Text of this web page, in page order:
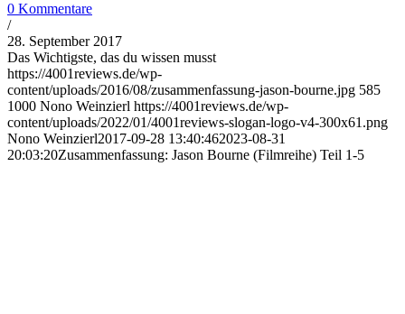
0 Kommentare
/
28. September 2017
Das Wichtigste, das du wissen musst
https://4001reviews.de/wp-
content/uploads/2016/08/zusammenfassung-jason-bourne.jpg 585
1000 Nono Weinzierl https://4001reviews.de/wp-
content/uploads/2022/01/4001reviews-slogan-logo-v4-300x61.png
Nono Weinzierl2017-09-28 13:40:462023-08-31
20:03:20Zusammenfassung: Jason Bourne (Filmreihe) Teil 1-5